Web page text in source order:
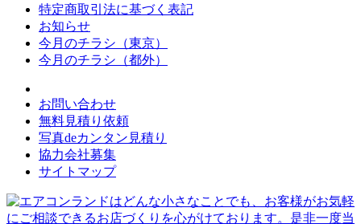
特定商取引法に基づく表記
お知らせ
今月のチラシ（東京）
今月のチラシ（都外）
お問い合わせ
無料見積り依頼
写真deカンタン見積り
協力会社募集
サイトマップ